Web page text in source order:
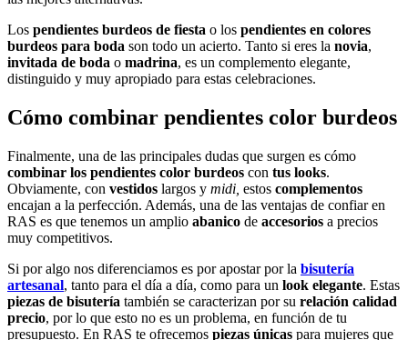
Los pendientes burdeos de fiesta o los pendientes en colores
burdeos para boda son todo un acierto. Tanto si eres la novia,
invitada de boda o madrina, es un complemento elegante,
distinguido y muy apropiado para estas celebraciones.
Cómo combinar pendientes color burdeos
Finalmente, una de las principales dudas que surgen es cómo
combinar los pendientes color burdeos con tus looks.
Obviamente, con vestidos largos y midi, estos complementos
encajan a la perfección. Además, una de las ventajas de confiar en
RAS es que tenemos un amplio abanico de accesorios a precios
muy competitivos.
Si por algo nos diferenciamos es por apostar por la bisutería
artesanal, tanto para el día a día, como para un look elegante. Estas
piezas de bisutería también se caracterizan por su relación calidad
precio, por lo que esto no es un problema, en función de tu
presupuesto. En RAS te ofrecemos piezas únicas para mujeres que